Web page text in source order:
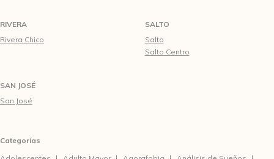
RIVERA
Rivera Chico
SALTO
Salto
Salto Centro
SAN JOSÉ
San José
Categorías